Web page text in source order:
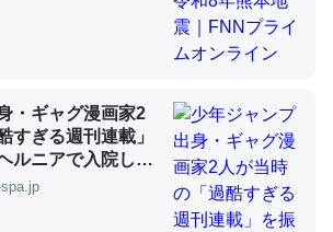
カルシウムも酸素も不足してて両方に不
抗してるのでは」とあって面白い。海に
トガニ・ウミグモ）はカルシウムを使わ
てる筈だが、酵素が違うのか？
・ギャグ漫画家2
すぎる週刊連載」
ルニアで入院して
い」ストイックな